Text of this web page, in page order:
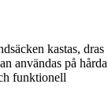
kastas, dras
användas på hårda
funktionell